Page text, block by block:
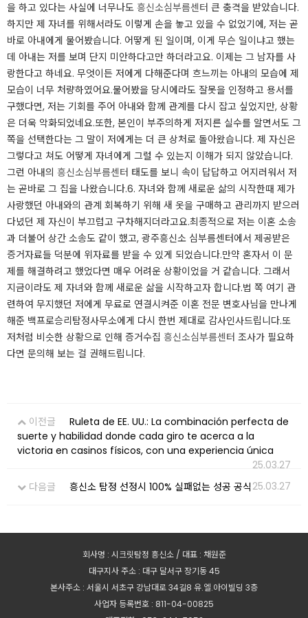
을 하고 있다는 사실에 너무나도 흥신소심부름센터 큰 충격을 받았습니다.
하지만 제 자녀를 위해서라도 이렇게 손을 놓고 있을 수 없었기에, 저는 곧
바로 아내에게 물어봤습니다. ​​어떻게 된 일이며, 이게 무슨 일이냐고 했는
데 아내는 저를 보며 단지 미안하다고만 하더라고요. 이제는 그 남자를 사
랑한다고 하네요. 무엇이든 저에게 다해준다며 흐느끼는 아내의 모습에 제
모습이 너무 처량하였어요.​​물어봤을 당시에라도 잘못을 인정하고 용서를
구했다면, 저는 기회를 주어 아내와 함께 관계를 다시 잡고 싶었지만, 상황
은 더욱 악화되었네요.​​또한, 본인이 부주의하게 저지른 실수를 알면서도 그
쪽을 선택한다는 그 말이 저에게는 더 큰 상처로 돌아왔습니다. 제 자신은
그렇다고 쳐도 어떻게 자녀에게 그럴 수 있는지 이해가 되지 않았습니다.
그런 아내의 흥신소심부름센터 태도를 보니 속이 답답하고 어지러워서 저
는 곧바로 그 집을 나왔습니다.​6. 자녀와 함께 새로운 삶의 시작한때 제가
사랑했던 아내와의 관계 회복하기 위해 새 옷을 구매하고 관리까지 받으러
다녔던 제 자신이 부끄럽고 구차해지더라고요.​​최종적으로 저는 이혼 소송
과 더불어 상간 소송도 같이 했고, 광주흥신소 심부름센터에서 제공받은
증거자료들 덕분에 위자료를 받을 수 있게 되었습니다.​​만약 혼자서 이 문
제를 해결하려고 했었다면 매우 어려운 상황이었을 거 같습니다. 그래서
지금이라도 제 자녀와 함께 새로운 삶을 시작하고자 합니다.​​법 쪽 여기 관
련하여 무지했던 저에게 무료로 연결시켜준 이혼 전문 변호사님을 만나게
해준 백프로승리탐정사무소에게 다시 한번 제대로 감사인사드립니다.​​또
저처럼 비슷한 상황으로 인해 증거수집 흥신소심부름센터 조사가 필요하
다면 문의해 보는 걸 권해드립니다.​​​
이전글
Ruleta de EE. UU.: La combinación perfecta de
suerte y habilidad donde cada giro te acerca a la
victoria en casinos físicos, con una experiencia única
25.03.27
다음글
흥신소 탐정 선정시 100% 실패없는 성공 공식 25.03.27
회사명 : 시크릿탐정 흥신소 / 대표 : 채원준
대구지사 주소 : 대구 달서구 장기동 45
본사주소 : 서울시 서초구 강남대로 34길8 유.엘.아이빌딩 3층
사업자 등록번호 : 811-04-00825